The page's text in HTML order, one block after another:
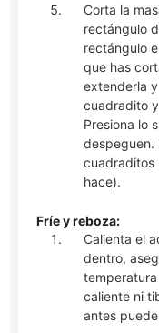
Corta la
rectángulo
rectángulo
que has
extenderla
cuadradito
Presiona lo
despeguen.
cuadraditos
hace).
Fríe y reboza:
Calienta el
dentro,
caliente ni
antes